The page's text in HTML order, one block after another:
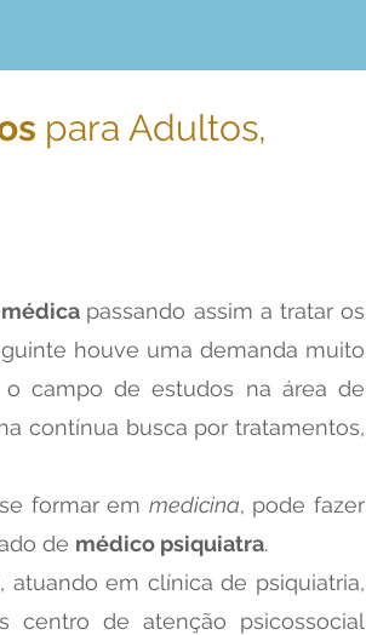
para Adultos,
médica passando assim a tratar os
houve uma demanda muito
o campo de estudos na área de
contínua busca por tratamentos,
formar em medicina, pode fazer
de médico psiquiatra.
atuando em clínica de psiquiatria,
centro de atenção psicossocial